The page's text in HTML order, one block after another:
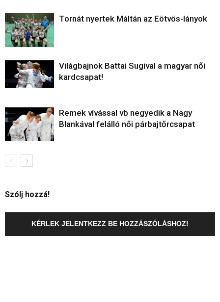
Tornát nyertek Máltán az Eötvös-lányok
Világbajnok Battai Sugival a magyar női
kardcsapat!
Remek vívással vb negyedik a Nagy
Blankával felálló női párbajtőrcsapat
Szólj hozzá!
KÉRLEK JELENTKEZZ BE HOZZÁSZÓLÁSHOZ!